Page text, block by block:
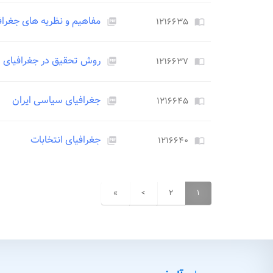
import_contacts ۱۲۱۶۶۳۵ picture_as_pdf مفاهیم و نظریه های
import_contacts ۱۲۱۶۶۳۷ picture_as_pdf روش تحقیق در
import_contacts ۱۲۱۶۶۴۵ picture_as_pdf جغرافیای سیاسی ایران
import_contacts ۱۲۱۶۶۴۰ picture_as_pdf جغرافیای انتخابات
۱ ۲ >
»